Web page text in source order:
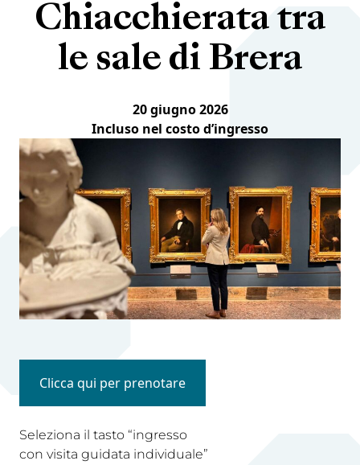
Chiacchierata tra
le sale di Brera
20 giugno 2026
Incluso nel costo d’ingresso
Clicca qui per prenotare
Seleziona il tasto “ingresso
con visita guidata individuale”